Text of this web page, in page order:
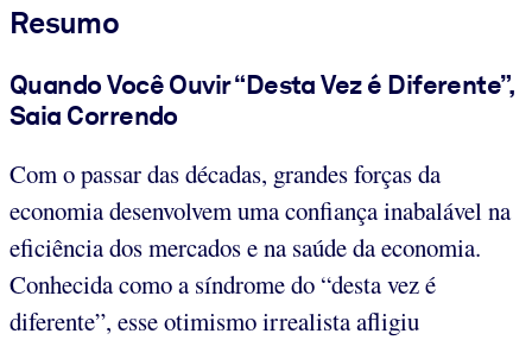
Resumo
Quando Você Ouvir “Desta Vez é Diferente”,
Saia Correndo
Com o passar das décadas, grandes forças da
economia desenvolvem uma confiança inabalável na
eficiência dos mercados e na saúde da economia.
Conhecida como a síndrome do “desta vez é
diferente”, esse otimismo irrealista afligiu